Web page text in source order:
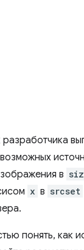
в
x в srcset
понять, как